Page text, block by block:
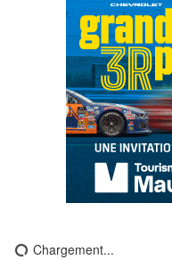
Chargement...